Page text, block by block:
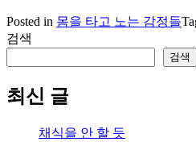
Posted in 몸을 타고 노는 감정들
검색
검색
최신 글
채식을 안 할 듯